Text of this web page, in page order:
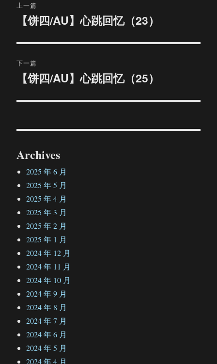
章
航
上一篇
文
章：
【饼四/AU】心跳回忆（23）
下一篇
文
【饼四/AU】心跳回忆（25）
Archives
2025 年 6 月
2025 年 5 月
2025 年 4 月
2025 年 3 月
2025 年 2 月
2025 年 1 月
2024 年 12 月
2024 年 11 月
2024 年 10 月
2024 年 9 月
2024 年 8 月
2024 年 7 月
2024 年 6 月
2024 年 5 月
2024 年 4 月